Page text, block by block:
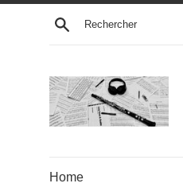
Passer
Recherche
Home